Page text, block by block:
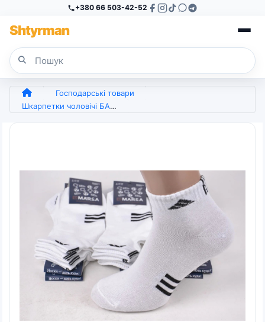
+380 66 503-42-52
Shtyrman
Господарські товари
Шкарпетки чоловічі БАВОВНА 25-27 (арт. 5035)